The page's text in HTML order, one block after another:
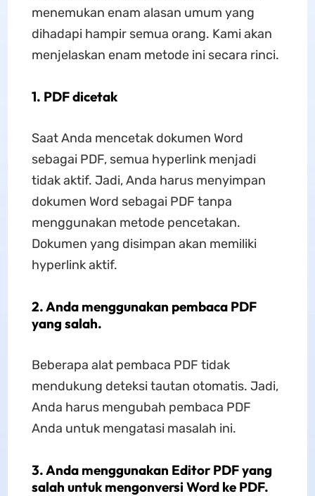
menemukan enam alasan umum yang
dihadapi hampir semua orang. Kami akan
menjelaskan enam metode ini secara rinci.
1. PDF dicetak
Saat Anda mencetak dokumen Word
sebagai PDF, semua hyperlink menjadi
tidak aktif. Jadi, Anda harus menyimpan
dokumen Word sebagai PDF tanpa
menggunakan metode pencetakan.
Dokumen yang disimpan akan memiliki
hyperlink aktif.
2. Anda menggunakan pembaca PDF
yang salah.
Beberapa alat pembaca PDF tidak
mendukung deteksi tautan otomatis. Jadi,
Anda harus mengubah pembaca PDF
Anda untuk mengatasi masalah ini.
3. Anda menggunakan Editor PDF yang
salah untuk mengonversi Word ke PDF.